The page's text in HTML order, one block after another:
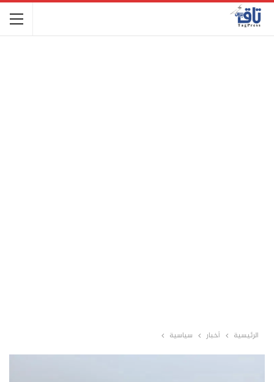
الرئيسية أخبار سياسية